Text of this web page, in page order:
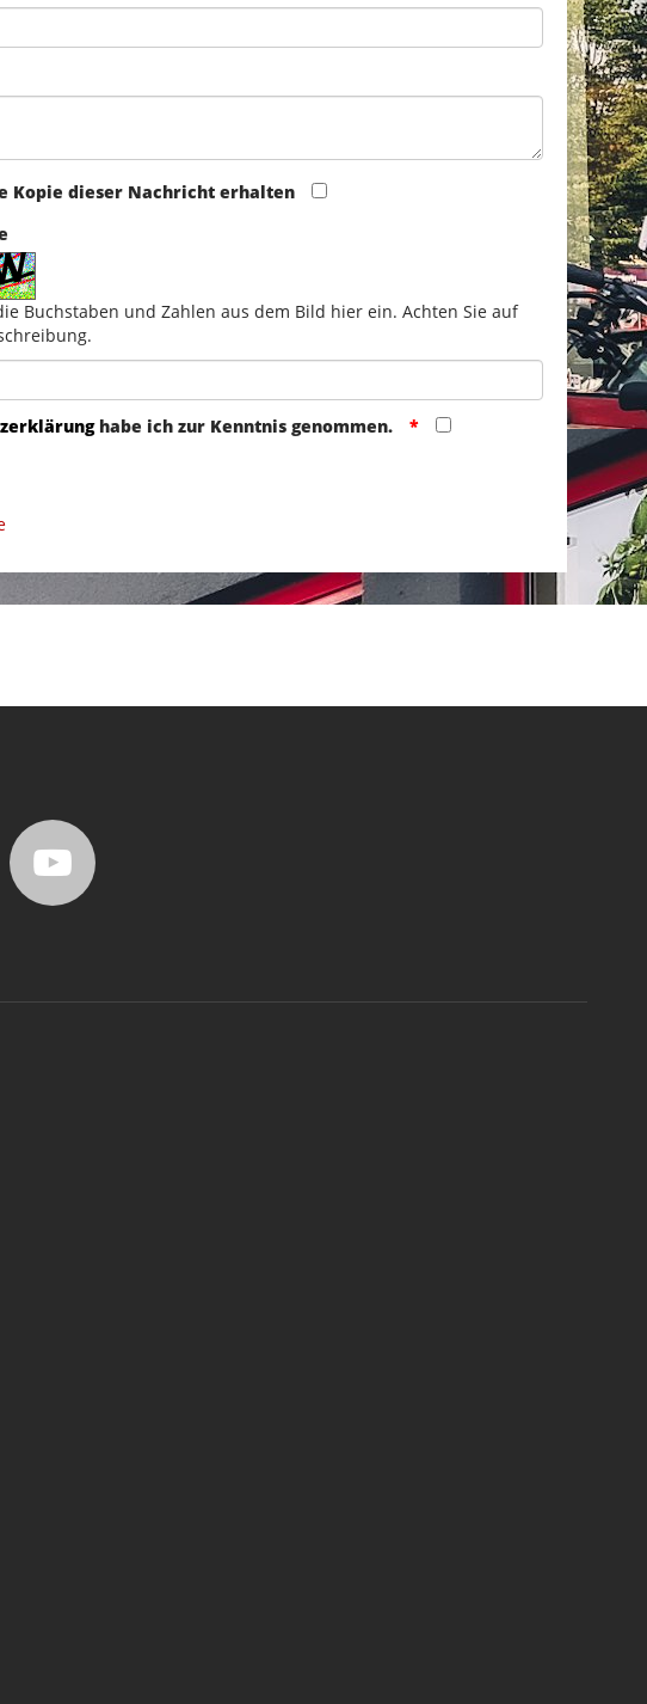
Kopie dieser Nachricht erhalten
Buchstaben und Zahlen aus dem Bild hier ein. Achten Sie auf
habe ich zur Kenntnis genommen.